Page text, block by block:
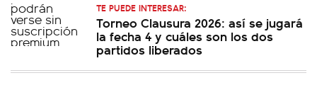
TE PUEDE INTERESAR:
Torneo Clausura 2026: así se jugará
la fecha 4 y cuáles son los dos
partidos liberados